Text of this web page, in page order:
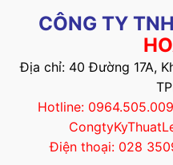
CÔNG TY
Địa chỉ: 40 Đường 17A,
Hotline:
Điện thoại: 028